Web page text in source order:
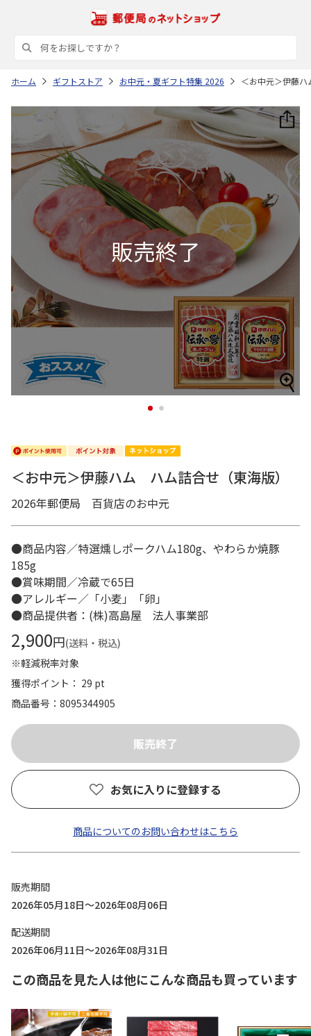
ホーム ギフトストア お中元・夏ギフト特集 2026 ＜お中元＞伊藤
1 2
＜お中元＞伊藤ハム ハム詰合せ（東海版）
2026年郵便局 百貨店のお中元
●商品内容／特選燻しポークハム180g、やわらか焼豚
185g
●賞味期間／冷蔵で65日
●アレルギー／「小麦」「卵」
●商品提供者：(株)高島屋 法人事業部
2,900円(送料・税込)
※軽減税率対象
獲得ポイント： 29 pt
商品番号
8095344905
お気に入りに登録する
商品についてのお問い合わせはこちら
販売期間
2026年05月18日～2026年08月06日
配送期間
2026年06月11日～2026年08月31日
この商品を見た人は他にこんな商品も買っています